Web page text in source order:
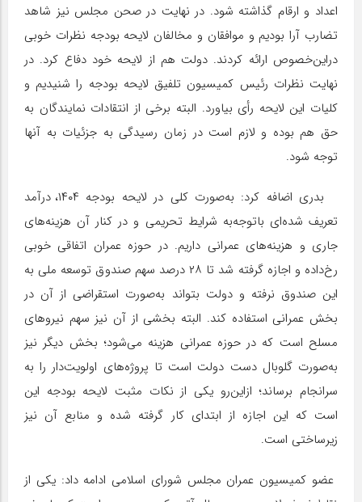
اعداد و ارقام گذاشته شود. در نهایت در صحن مجلس نیز شاهد
تضارب آرا بودیم و موافقان و مخالفان لایحه بودجه نظرات خوبی
دراین‌خصوص ارائه کردند. دولت هم از لایحه خود دفاع کرد. در
نهایت نظرات رئیس کمیسیون تلفیق لایحه بودجه را شنیدیم و
کلیات این لایحه رأی بیاورد. البته برخی از انتقادات نمایندگان به
حق هم بوده و لازم است در زمان رسیدگی به جزئیات به آنها
توجه شود.
بدری اضافه کرد: به‌صورت کلی در لایحه بودجه ۱۴۰۴، درآمد
تعریف شده‌ای باتوجه‌به شرایط تحریمی و در کنار آن هزینه‌های
جاری و هزینه‌های عمرانی داریم. در حوزه عمران اتفاقی خوبی
رخ‌داده و اجازه گرفته شد تا ۲۸ درصد سهم صندوق توسعه ملی به
این صندوق نرفته و دولت بتواند به‌صورت استقراضی از آن در
بخش عمرانی استفاده کند. البته بخشی از آن نیز سهم نیروهای
مسلح است که در حوزه عمرانی هزینه می‌شود؛ بخش دیگر نیز
به‌صورت گلوبال دست دولت است تا پروژه‌های اولویت‌دار را به
سرانجام برساند؛ ازاین‌رو یکی از نکات مثبت لایحه بودجه این
است که این اجازه از ابتدای کار گرفته شده و منابع آن نیز
زیرساختی است.
عضو کمیسیون عمران مجلس شورای اسلامی ادامه داد: یکی از